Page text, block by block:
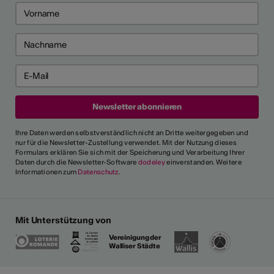
Ihre Daten werden selbstverständlich nicht an Dritte weitergegeben und
nur für die Newsletter-Zustellung verwendet. Mit der Nutzung dieses
Formulars erklären Sie sich mit der Speicherung und Verarbeitung Ihrer
Daten durch die Newsletter-Software dodeleyeinverstanden. Weitere
Informationen zum Datenschutz.
Mit Unterstützung von
Vereinigung der
Walliser Städte